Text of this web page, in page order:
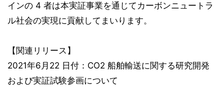
インの 4 者は本実証事業を通じてカーボンニュートラ
ル社会の実現に貢献してまいります。
【関連リリース】
2021年6月22 日付：CO2 船舶輸送に関する研究開発
および実証試験参画について